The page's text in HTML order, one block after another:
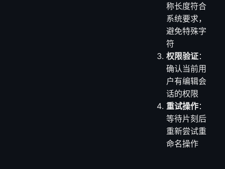
称长度符合
系统要求，
避免特殊字
符
权限验证：
确认当前用
户有编辑会
话的权限
重试操作：
等待片刻后
重新尝试重
命名操作